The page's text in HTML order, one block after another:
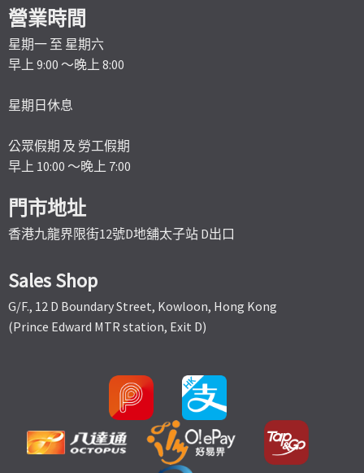
營業時間
星期一 至 星期六
早上 9:00 ～晚上 8:00
星期日休息
公眾假期 及 勞工假期
早上 10:00 ～晚上 7:00
門市地址
香港九龍界限街12號D地舖太子站 D出口
Sales Shop
G/F., 12 D Boundary Street, Kowloon, Hong Kong
(Prince Edward MTR station, Exit D)